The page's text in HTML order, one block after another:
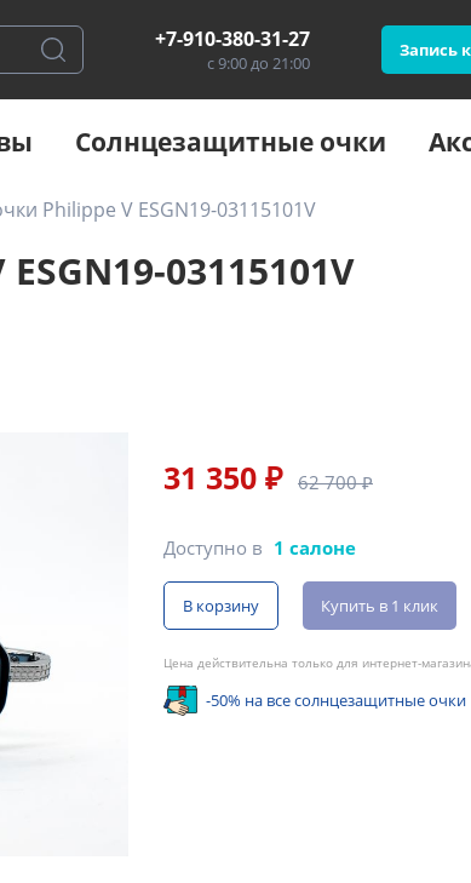
+7-910-380-31-27
с 9:00 до 21:00
Запись
Солнцезащитные очки
Philippe V ESGN19-03115101V
03115101V
31 350 ₽ 62 700 ₽
Доступно в 1 салоне
В корзину Купить в 1 клик
Цена действительна только для интернет-
-50% на все солнцезащитные очки